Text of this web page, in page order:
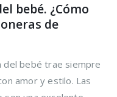
bebé. ¿Cómo
de
del bebé trae siempre
amor y estilo. Las